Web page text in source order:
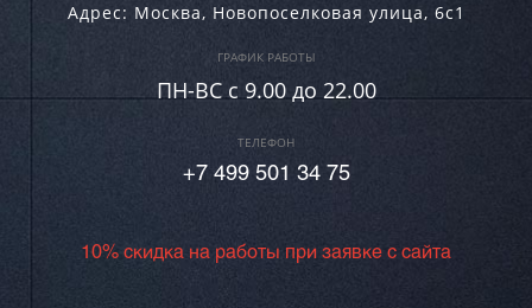
Адрес: Москва, Новопоселковая улица, 6с1
ГРАФИК РАБОТЫ
ПН-ВC c 9.00 до 22.00
ТЕЛЕФОН
+7 499 501 34 75
10% скидка на работы при заявке с сайта